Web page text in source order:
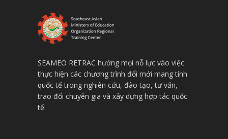
SEAMEO RETRAC hướng mọi nỗ lực vào việc
thực hiện các chương trình đổi mới mang tính
quốc tế trong nghiên cứu, đào tạo, tư vấn,
trao đổi chuyên gia và xây dựng hợp tác quốc
tế.